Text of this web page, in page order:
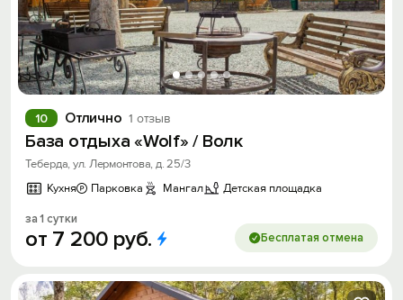
Отлично 1 отзыв
10
База отдыха «Wolf» / Волк
Теберда, ул. Лермонтова, д. 25/3
Кухня
Парковка Мангал Детская площадка
за 1 сутки
от 7 200 руб. Бесплатая отмена